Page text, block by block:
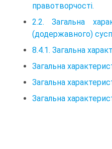
правотворчості.
2.2. Загальна
(додержавного)
8.4.1. Загальна
Загальна
Загальна
Загальна